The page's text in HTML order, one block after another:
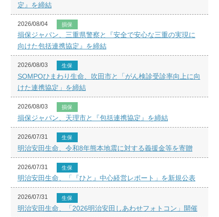
定』を締結
2026/08/04 損保
損保ジャパン、三重県警察と『安全で安心な三重の実現に
向けた包括連携協定』を締結
2026/08/03 生保
SOMPOひまわり生命、吹田市と「がん検診受診率向上に向
けた連携協定」を締結
2026/08/03 損保
損保ジャパン、天理市と『包括連携協定』を締結
2026/07/31 生保
明治安田生命、令和8年熊本地震に対する義援金等を寄贈
2026/07/31 生保
明治安田生命、「『ひと』中心経営レポート」を新規公表
2026/07/31 生保
明治安田生命、「2026明治安田しあわせフォトコン」開催